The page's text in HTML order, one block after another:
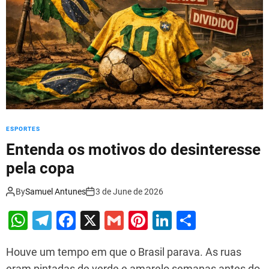
k
u
n
d
o
G
e
e
k
x
o
d
e
S
r
ESPORTES
Entenda os motivos do desinteresse
pela copa
BySamuel Antunes 3 de June de 2026
W
at
T
e
F
c
X
G
ai
Pi
er
Li
k
ar
Houve um tempo em que o Brasil parava. As ruas